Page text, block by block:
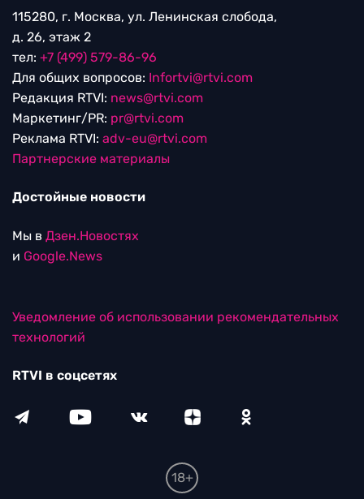
115280, г. Москва, ул. Ленинская слобода,
д. 26, этаж 2
тел: +7 (499) 579-86-96
Для общих вопросов: Infortvi@rtvi.com
Редакция RTVI: news@rtvi.com
Маркетинг/PR: pr@rtvi.com
Реклама RTVI: adv-eu@rtvi.com
Партнерские материалы
Достойные новости
Мы в Дзен.Новостях
и Google.News
Уведомление об использовании рекомендательных
технологий
RTVI в соцсетях
18+